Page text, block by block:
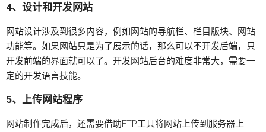
4、设计和开发网站
网站设计涉及到很多内容，例如网站的导航栏、栏目版块、网站
功能等。如果网站只是为了展示的话，那么可以不开发后端，只
开发前端的界面就可以了。开发网站后台的难度非常大，需要一
定的开发语言技能。
5、上传网站程序
网站制作完成后，还需要借助FTP工具将网站上传到服务器上